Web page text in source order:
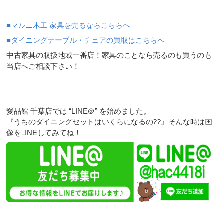
■マルニ木工 家具を売るならこちらへ
■ダイニングテーブル・チェアの買取はこちらへ
中古家具の取扱地域一番店！家具のことなら売るのも買うのも
当店へご相談下さい！
愛品館 千葉店では “LINE＠” を始めました。
『うちのダイニングセットはいくらになるの??』そんな時は画
像をLINEしてみてね！